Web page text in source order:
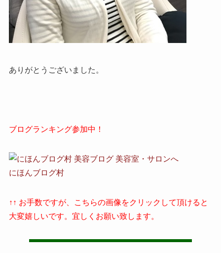
ありがとうございました。
ブログランキング参加中！
にほんブログ村
↑↑ お手数ですが、こちらの画像をクリックして頂けると
大変嬉しいです。宜しくお願い致します。